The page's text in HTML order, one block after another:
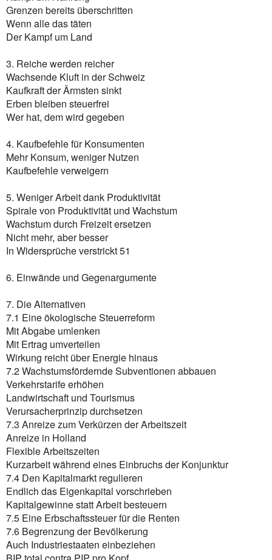
Grenzen bereits überschritten
Wenn alle das täten
Der Kampf um Land
3. Reiche werden reicher
Wachsende Kluft in der Schweiz
Kaufkraft der Ärmsten sinkt
Erben bleiben steuerfrei
Wer hat, dem wird gegeben
4. Kaufbefehle für Konsumenten
Mehr Konsum, weniger Nutzen
Kaufbefehle verweigern
5. Weniger Arbeit dank Produktivität
Spirale von Produktivität und Wachstum
Wachstum durch Freizeit ersetzen
Nicht mehr, aber besser
In Widersprüche verstrickt 51
6. Einwände und Gegenargumente
7. Die Alternativen
7.1 Eine ökologische Steuerreform
Mit Abgabe umlenken
Mit Ertrag umverteilen
Wirkung reicht über Energie hinaus
7.2 Wachstumsfördernde Subventionen abbauen
Verkehrstarife erhöhen
Landwirtschaft und Tourismus
Verursacherprinzip durchsetzen
7.3 Anreize zum Verkürzen der Arbeitszeit
Anreize in Holland
Flexible Arbeitszeiten
Kurzarbeit während eines Einbruchs der Konjunktur
7.4 Den Kapitalmarkt regulieren
Endlich das Eigenkapital vorschrieben
Kapitalgewinne statt Arbeit besteuern
7.5 Eine Erbschaftssteuer für die Renten
7.6 Begrenzung der Bevölkerung
Auch Industriestaaten einbeziehen